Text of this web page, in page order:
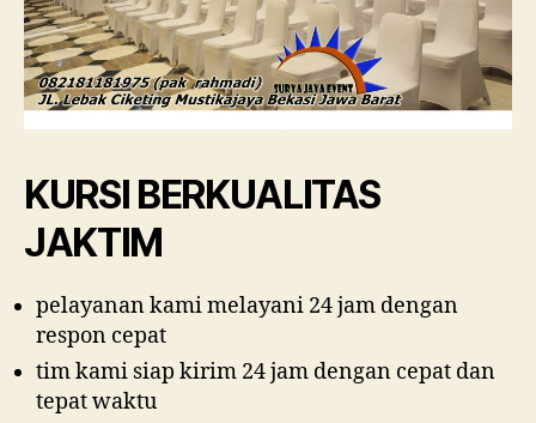
KURSI BERKUALITAS
JAKTIM
pelayanan kami melayani 24 jam dengan
respon cepat
tim kami siap kirim 24 jam dengan cepat dan
tepat waktu